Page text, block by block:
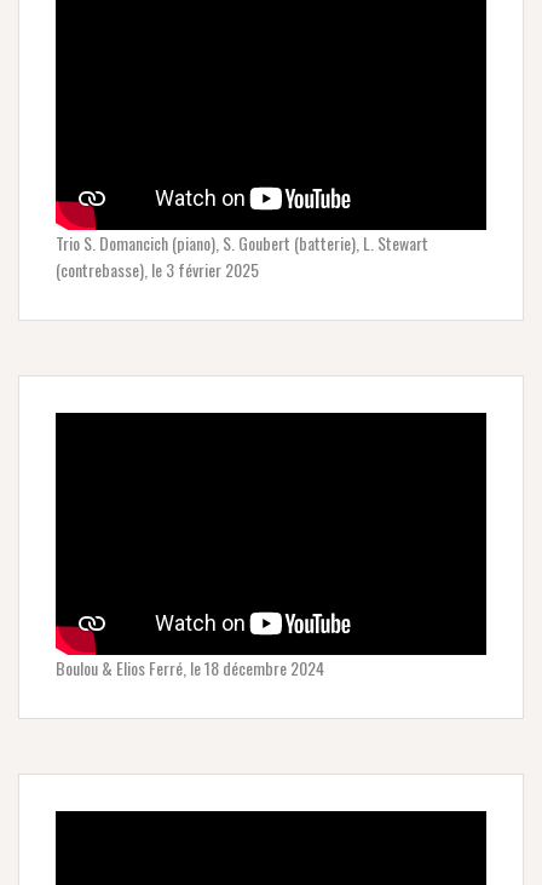
Trio S. Domancich (piano), S. Goubert (batterie), L. Stewart
(contrebasse), le 3 février 2025
Boulou & Elios Ferré, le 18 décembre 2024